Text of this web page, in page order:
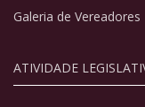
Galeria de Vereadores
ATIVIDADE